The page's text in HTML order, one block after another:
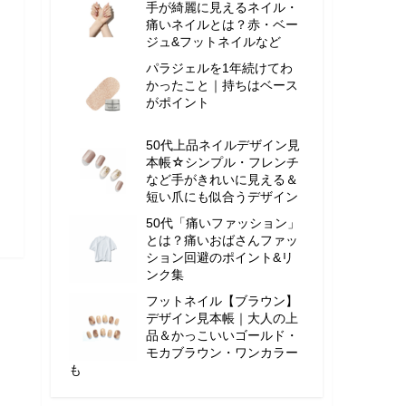
手が綺麗に見えるネイル・
痛いネイルとは？赤・ベー
ジュ&フットネイルなど
パラジェルを1年続けてわ
かったこと｜持ちはベース
がポイント
50代上品ネイルデザイン見
本帳☆シンプル・フレンチ
など手がきれいに見える＆
短い爪にも似合うデザイン
50代「痛いファッション」
とは？痛いおばさんファッ
ション回避のポイント&リ
ンク集
フットネイル【ブラウン】
デザイン見本帳｜大人の上
品＆かっこいいゴールド・
モカブラウン・ワンカラー
も